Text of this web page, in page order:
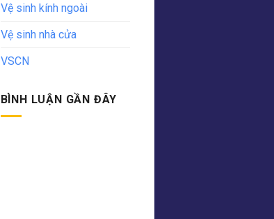
Vệ sinh kính ngoài
Vệ sinh nhà cửa
VSCN
BÌNH LUẬN GẦN ĐÂY